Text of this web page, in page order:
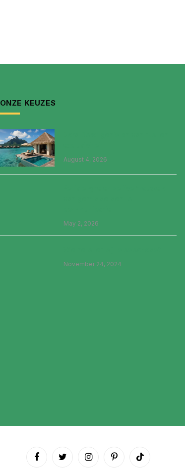
ONZE KEUZES
August 4, 2026
May 2, 2026
November 24, 2024
FacebookTwitter InstagramPinterestTikTok